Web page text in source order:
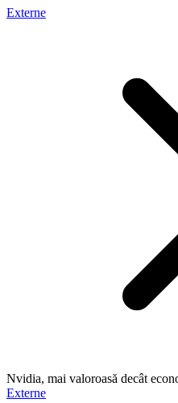
Externe
Nvidia, mai valoroasă decât
Externe